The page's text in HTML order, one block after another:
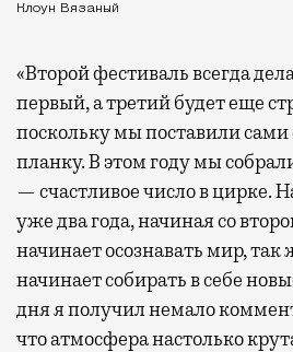
Клоун Вязаный
«Второй фестиваль всегда
первый, а третий будет еще
поскольку мы поставили
планку. В этом году мы
— счастливое число в цирке.
уже два года, начиная со
начинает осознавать мир, так
начинает собирать в себе
дня я получил немало
что атмосфера настолько